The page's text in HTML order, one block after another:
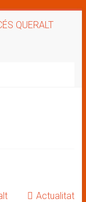
Actualitat